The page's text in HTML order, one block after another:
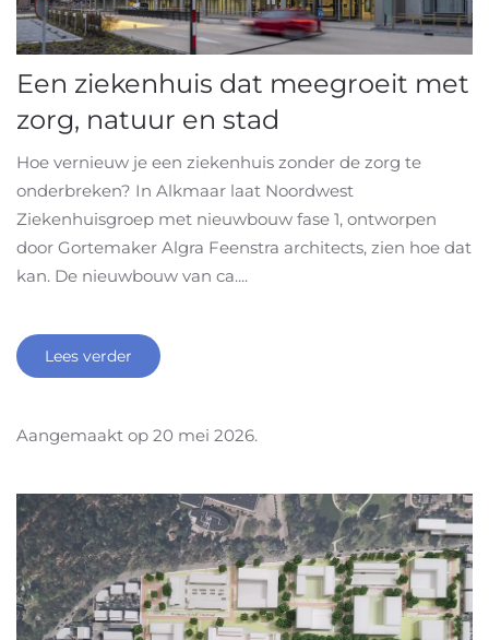
Een ziekenhuis dat meegroeit met
zorg, natuur en stad
Hoe vernieuw je een ziekenhuis zonder de zorg te
onderbreken? In Alkmaar laat Noordwest
Ziekenhuisgroep met nieuwbouw fase 1, ontworpen
door Gortemaker Algra Feenstra architects, zien hoe dat
kan. De nieuwbouw van ca....
Lees verder
Aangemaakt op 20 mei 2026.